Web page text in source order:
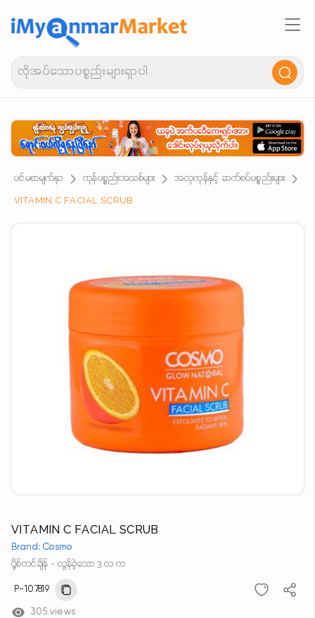
ပင်မစာမျက်နှာ ကုန်ပစ္စည်းအသစ်များ
အလှကုန်နှင့် ဆက်စပ်ပစ္စည်းများ
VITAMIN C FACIAL SCRUB
VITAMIN C FACIAL SCRUB
Brand: Cosmo
ပို့စ်တင်ချိန် - လွန်ခဲ့သော 3 လ က
P-107819
305 views